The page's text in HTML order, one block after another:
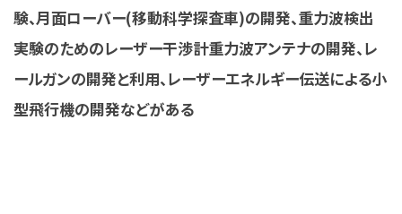
験、月面ローバー(移動科学探査車)の開発、重力波検出
実験のためのレーザー干渉計重力波アンテナの開発、レ
ールガンの開発と利用、レーザーエネルギー伝送による小
型飛行機の開発などがある